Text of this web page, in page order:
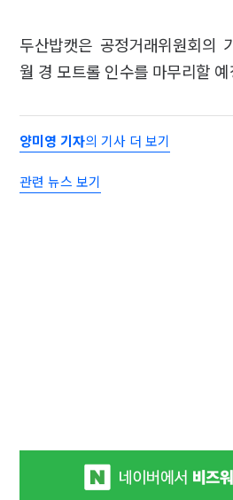
두산밥캣은 공정거래위원회의
월 경 모트롤 인수를 마무리할
양미영 기자의 기사 더 보기
관련 뉴스 보기